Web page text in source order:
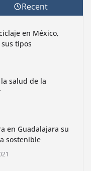
Humane World
aves
para
Urbano 2026 y
Recent
en México,
tipos
salud de la
en Guadalajara su
sostenible